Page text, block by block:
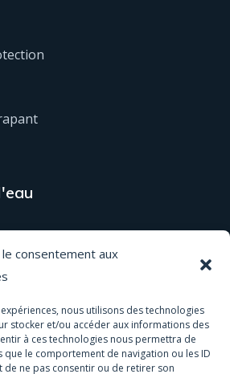
consentement aux
nous utilisons des technologies
stocker et/ou accéder aux informations des
à ces technologies nous permettra de
le comportement de navigation ou les ID
de ne pas consentir ou de retirer son